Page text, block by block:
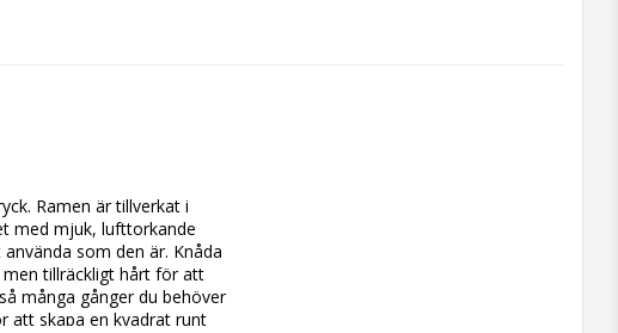
Ramen är tillverkat i
med mjuk, lufttorkande
som den är. Knåda
men tillräckligt hårt för att
många gånger du behöver
att skapa en kvadrat runt